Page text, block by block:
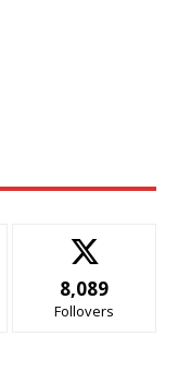
8,089
Follovers